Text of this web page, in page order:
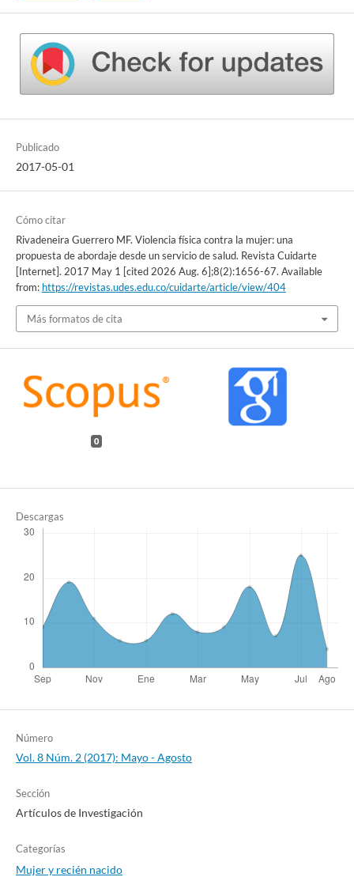
Publicado
2017-05-01
Cómo citar
Rivadeneira Guerrero MF. Violencia física contra la mujer: una
propuesta de abordaje desde un servicio de salud. Revista Cuidarte
[Internet]. 2017 May 1 [cited 2026 Aug. 6];8(2):1656-67. Available
from: https://revistas.udes.edu.co/cuidarte/article/view/404
Más formatos de cita
0
Descargas
Número
Vol. 8 Núm. 2 (2017): Mayo - Agosto
Sección
Artículos de Investigación
Categorías
Mujer y recién nacido